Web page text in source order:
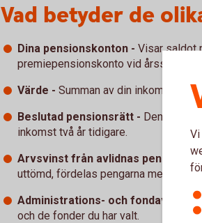
Vad betyder de
Dina pensionskonton - Visar saldot
premiepensionskonto vid årsskiftet.
Värde - Summan av din
Beslutad pensionsrätt - Den
inkomst två år tidigare.
Arvsvinst från avlidnas
uttömd, fördelas pengarna mellan
Administrations- och fondavgifter -
och de fonder du har valt.